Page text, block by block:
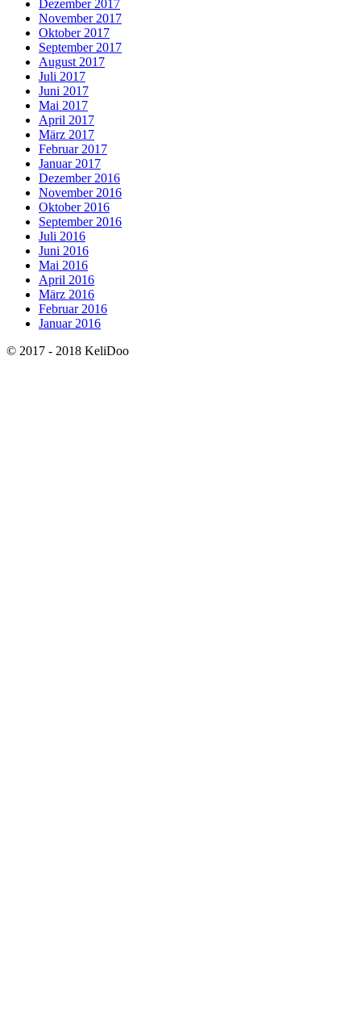
Dezember 2017
November 2017
Oktober 2017
September 2017
August 2017
Juli 2017
Juni 2017
Mai 2017
April 2017
März 2017
Februar 2017
Januar 2017
Dezember 2016
November 2016
Oktober 2016
September 2016
Juli 2016
Juni 2016
Mai 2016
April 2016
März 2016
Februar 2016
Januar 2016
© 2017 - 2018 KeliDoo